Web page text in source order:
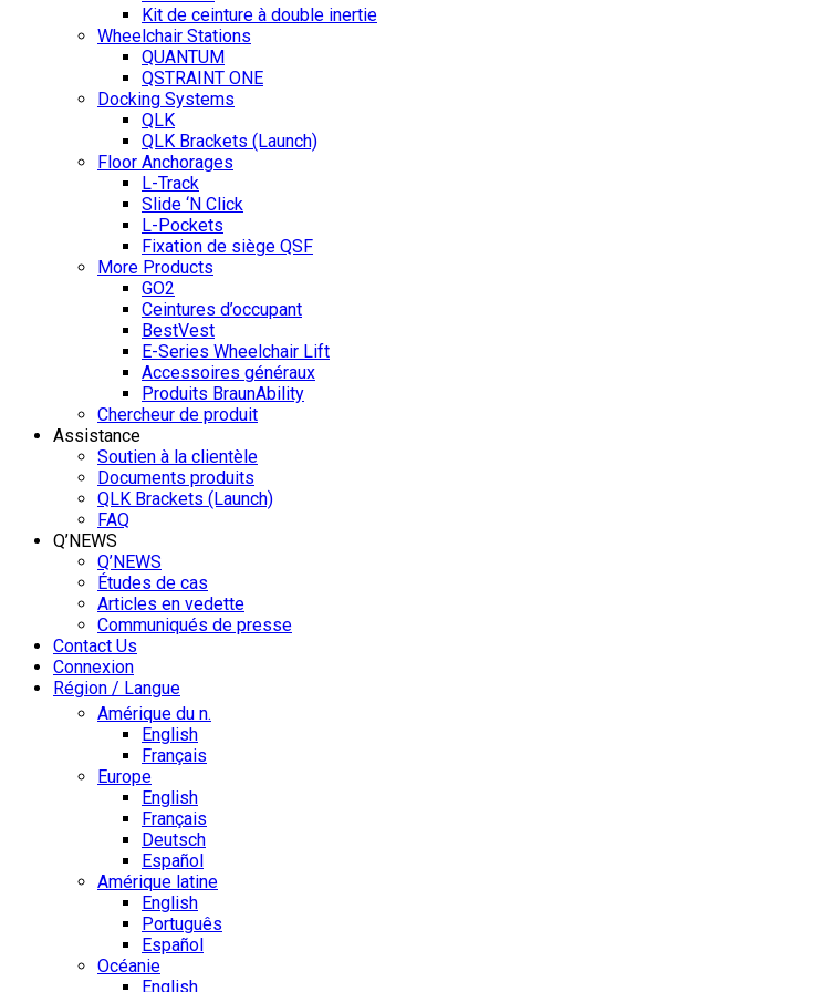
Kit de ceinture à double inertie
Wheelchair Stations
QUANTUM
QSTRAINT ONE
Docking Systems
QLK
QLK Brackets (Launch)
Floor Anchorages
L-Track
Slide ‘N Click
L-Pockets
Fixation de siège QSF
More Products
GO2
Ceintures d’occupant
BestVest
E-Series Wheelchair Lift
Accessoires généraux
Produits BraunAbility
Chercheur de produit
Assistance
Soutien à la clientèle
Documents produits
QLK Brackets (Launch)
FAQ
Q’NEWS
Q’NEWS
Études de cas
Articles en vedette
Communiqués de presse
Contact Us
Connexion
Région / Langue
Amérique du n.
English
Français
Europe
English
Français
Deutsch
Español
Amérique latine
English
Português
Español
Océanie
English